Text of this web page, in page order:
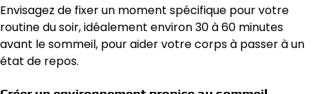
Envisagez de fixer un moment spécifique pour votre
routine du soir, idéalement environ 30 à 60 minutes
avant le sommeil, pour aider votre corps à passer à un
état de repos.